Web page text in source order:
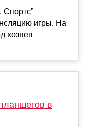
Спортс”
игры. На
хозяев
в